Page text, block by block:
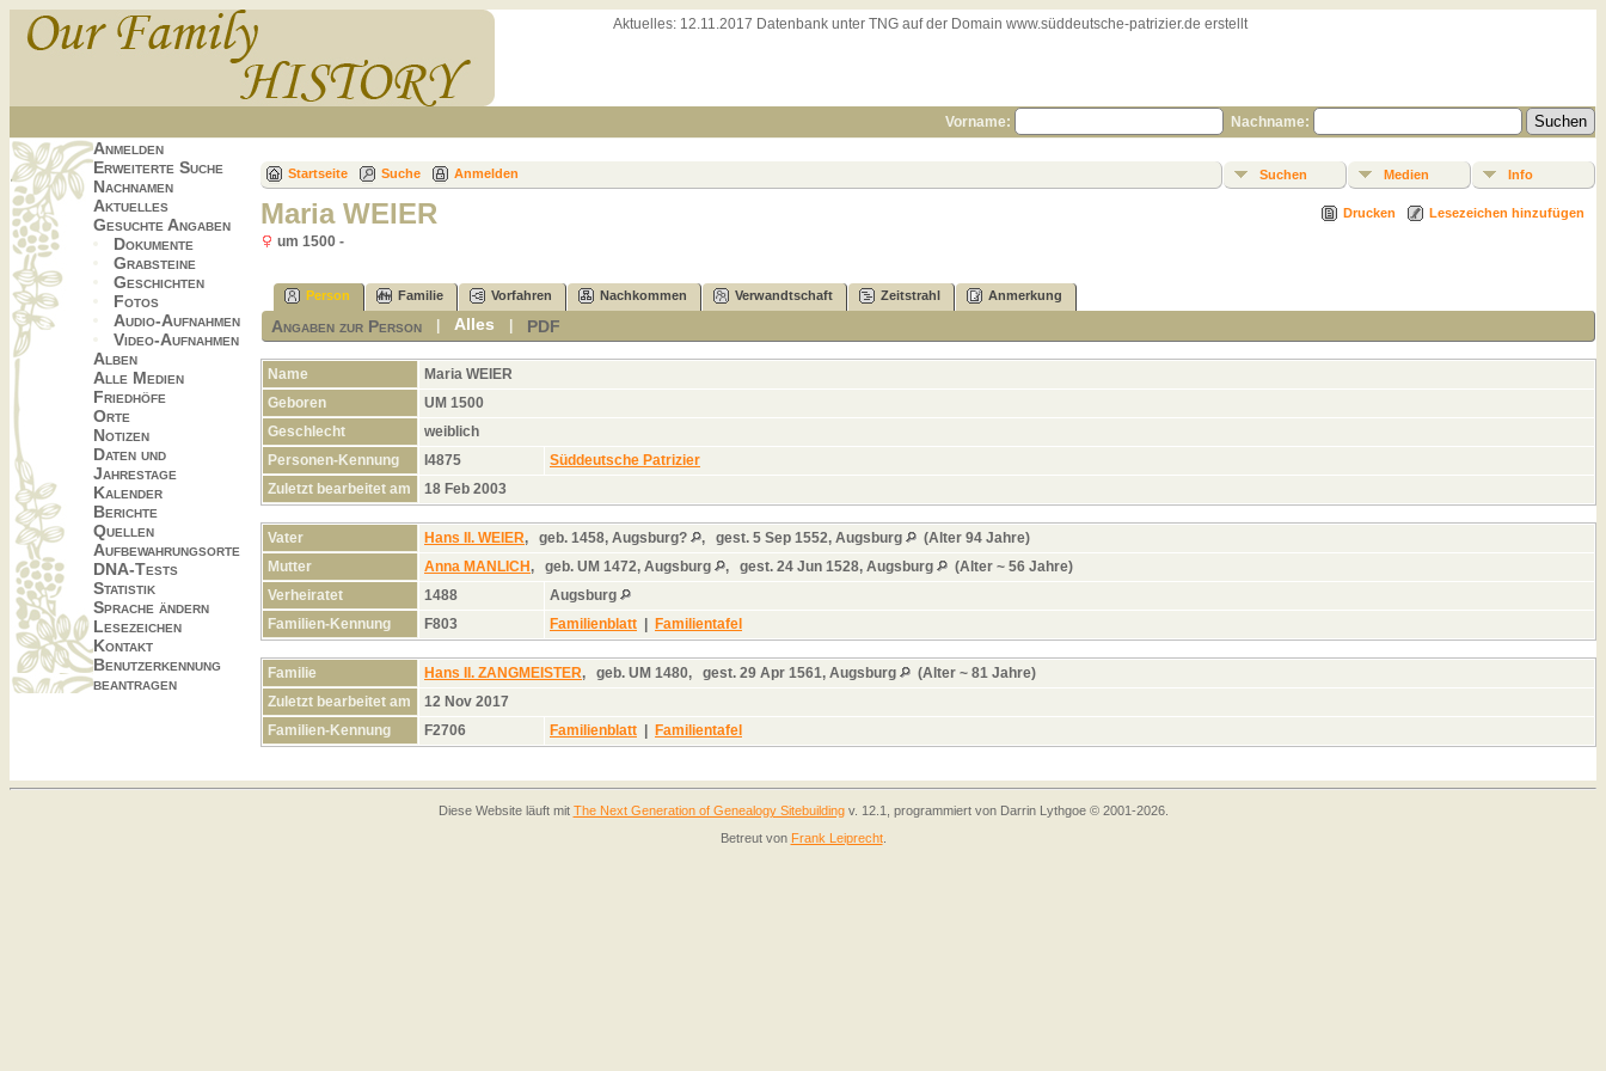
Aktuelles: 12.11.2017 Datenbank unter TNG auf der Domain www.süddeutsche-patrizier.de erstellt
Vorname: Nachname:
Anmelden
Erweiterte Suche
Nachnamen
Aktuelles
Gesuchte Angaben
Dokumente
Grabsteine
Geschichten
Fotos
Audio-Aufnahmen
Video-Aufnahmen
Alben
Alle Medien
Friedhöfe
Orte
Notizen
Daten und
Jahrestage
Kalender
Berichte
Quellen
Aufbewahrungsorte
DNA-Tests
Statistik
Sprache ändern
Lesezeichen
Kontakt
Benutzerkennung
beantragen
Startseite Suche Anmelden Suchen Medien Info
Drucken Lesezeichen hinzufügen
Maria WEIER
um 1500 -
Person Familie Vorfahren Nachkommen Verwandtschaft Zeitstrahl Anmerkung
Angaben zur Person |Alles PDF
Name Maria WEIER
Geboren
UM 1500
Geschlecht
weiblich
Personen-Kennung
I4875
Süddeutsche Patrizier
Zuletzt bearbeitet am
18 Feb 2003
Vater Hans II. WEIER, geb. 1458, Augsburg? , gest. 5 Sep 1552, Augsburg
(Alter 94 Jahre)
Mutter
Anna MANLICH, geb. UM 1472, Augsburg , gest. 24 Jun 1528, Augsburg
(Alter ~ 56 Jahre)
Verheiratet
1488
Augsburg
Familien-Kennung
F803 Familienblatt | Familientafel
Familie Hans II. ZANGMEISTER, geb. UM 1480, gest. 29 Apr 1561, Augsburg
(Alter ~ 81 Jahre)
Zuletzt bearbeitet am
12 Nov 2017
Familien-Kennung
F2706 Familienblatt | Familientafel
Diese Website läuft mit The Next Generation of Genealogy Sitebuildingv. 12.1, programmiert von Darrin Lythgoe © 2001-2026.
Betreut von Frank Leiprecht.